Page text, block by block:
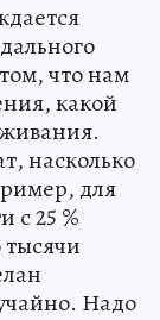
что нам
какой
насколько
для
с 25 %
тысячи
Надо